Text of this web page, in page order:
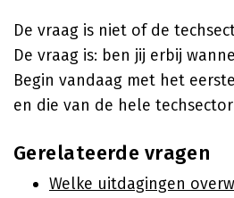
De vraag is niet of de
De vraag is: ben jij erbij
Begin vandaag met het
en die van de hele
Gerelateerde vragen
Welke uitdagingen